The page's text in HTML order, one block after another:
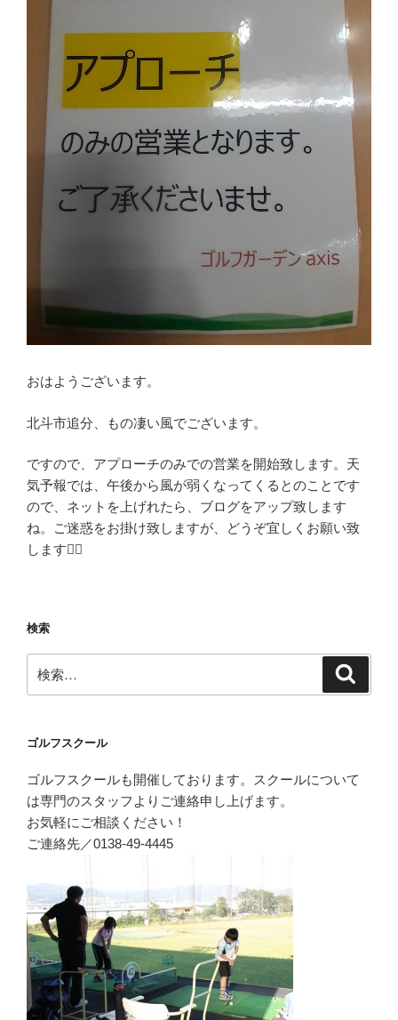
おはようございます。
北斗市追分、もの凄い風でございます。
ですので、アプローチのみでの営業を開始致します。天
気予報では、午後から風が弱くなってくるとのことです
ので、ネットを上げれたら、ブログをアップ致します
ね。ご迷惑をお掛け致しますが、どうぞ宜しくお願い致
します🙇‍♂️
検索
索:
ゴルフスクール
ゴルフスクールも開催しております。スクールについて
は専門のスタッフよりご連絡申し上げます。
お気軽にご相談ください！
ご連絡先／0138-49-4445